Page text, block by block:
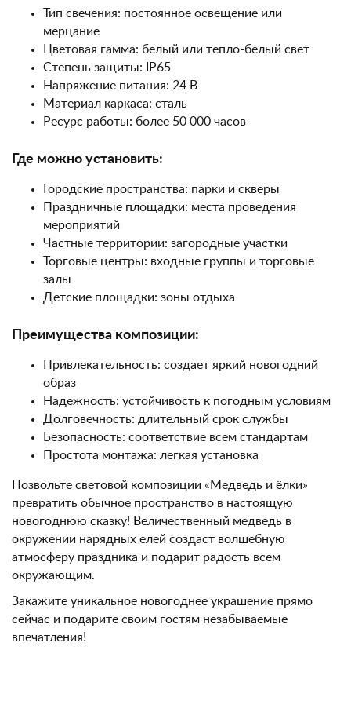
Тип свечения: постоянное освещение или
мерцание
Цветовая гамма: белый или тепло-белый свет
Степень защиты: IP65
Напряжение питания: 24 В
Материал каркаса: сталь
Ресурс работы: более 50 000 часов
Где можно установить:
Городские пространства: парки и скверы
Праздничные площадки: места проведения
мероприятий
Частные территории: загородные участки
Торговые центры: входные группы и торговые
залы
Детские площадки: зоны отдыха
Преимущества композиции:
Привлекательность: создает яркий новогодний
образ
Надежность: устойчивость к погодным условиям
Долговечность: длительный срок службы
Безопасность: соответствие всем стандартам
Простота монтажа: легкая установка
Позвольте световой композиции «Медведь и ёлки»
превратить обычное пространство в настоящую
новогоднюю сказку! Величественный медведь в
окружении нарядных елей создаст волшебную
атмосферу праздника и подарит радость всем
окружающим.
Закажите уникальное новогоднее украшение прямо
сейчас и подарите своим гостям незабываемые
впечатления!